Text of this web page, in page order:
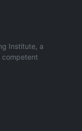
Institute, a
competent